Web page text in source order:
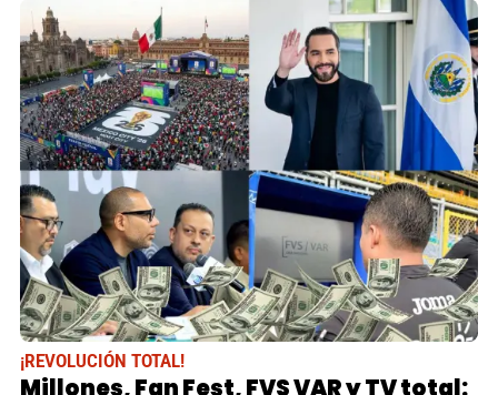
¡REVOLUCIÓN TOTAL!
Millones, Fan Fest, FVS VAR y TV total: